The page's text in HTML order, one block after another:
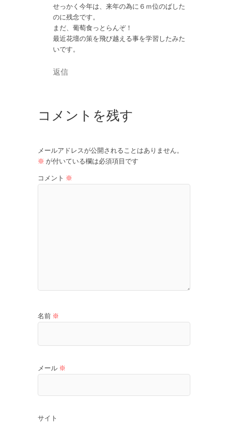
せっかく今年は、来年の為に６ｍ位のばした
のに残念です。
まだ、葡萄食っとらんぞ！
最近花壇の策を飛び越える事を学習したみた
いです。
返信
コメントを残す
メールアドレスが公開されることはありません。
※ が付いている欄は必須項目です
コメント ※
名前 ※
メール ※
サイト